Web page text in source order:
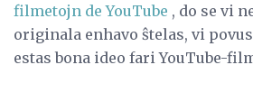
filmetojn de YouTube , do se vi
originala enhavo ŝtelas, vi
estas bona ideo fari YouTube-